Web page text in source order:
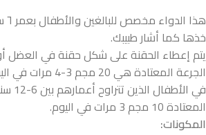
هذا الدواء مخصص للبالغين والأطفال بعمر ٦ سنوات فما فوق.
خذها كما أشار طبيبك.
يتم إعطاء الحقنة على شكل حقنة في العضل
الجرعة المعتادة هي 20 مجم 3-4 مرات في اليوم.
في
المعتادة 10 مجم 3 مرات في اليوم.
المكونات: